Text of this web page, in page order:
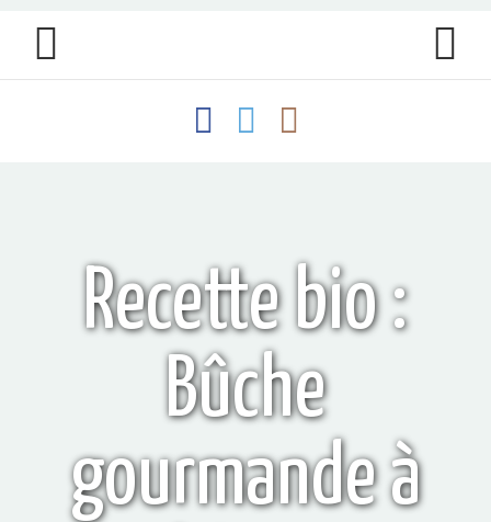
Recette bio :
Bûche
gourmande à